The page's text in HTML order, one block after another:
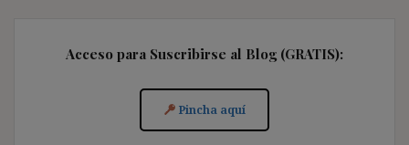
Acceso para Suscribirse al Blog (GRATIS):
Pincha aquí